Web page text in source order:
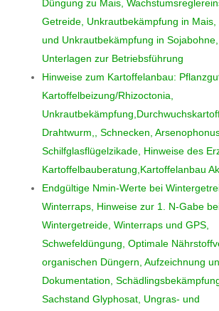
Düngung zu Mais,
Getreide, Unkrautbekämpfung in Mais,
und Unkrautbekämpfung in
Unterlagen zur Betriebsführung
Hinweise zum Kartoffelanbau:
Kartoffelbeizung/Rhizoctonia,
Drahtwurm,, Schnecken,
Schilfglasflügelzikade, Hinweise des
Kartoffelbauberatung,Kartoffelanbau
Endgültige Nmin-Werte bei
Winterraps, Hinweise zur 1. N-Gabe
Wintergetreide, Winterraps und GPS,
Schwefeldüngung, Optimale
organischen Düngern, Aufzeichnung
Dokumentation,
Sachstand Glyphosat, Ungras- und